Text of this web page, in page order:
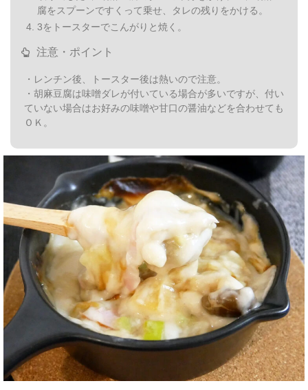
腐をスプーンですくって乗せ、タレの残りをかける。
3をトースターでこんがりと焼く。
注意・ポイント
・レンチン後、トースター後は熱いので注意。
・胡麻豆腐は味噌ダレが付いている場合が多いですが、付い
ていない場合はお好みの味噌や甘口の醤油などを合わせても
ＯＫ。